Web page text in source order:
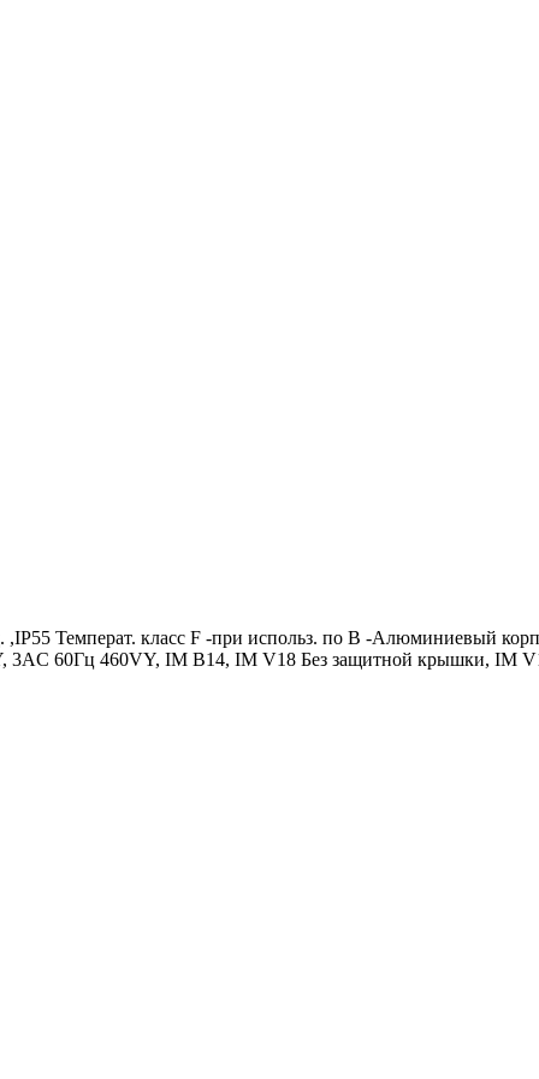
Температ. класс F -при использ. по B -Алюминиевый
60Гц 460VY, IM B14, IM V18 Без защитной крышки, IM